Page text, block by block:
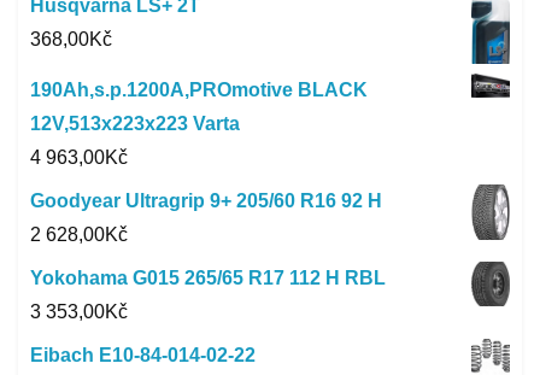
Husqvarna LS+ 2T
368,00Kč
190Ah,s.p.1200A,PROmotive BLACK
12V,513x223x223 Varta
4 963,00Kč
Goodyear Ultragrip 9+ 205/60 R16 92 H
2 628,00Kč
Yokohama G015 265/65 R17 112 H RBL
3 353,00Kč
Eibach E10-84-014-02-22